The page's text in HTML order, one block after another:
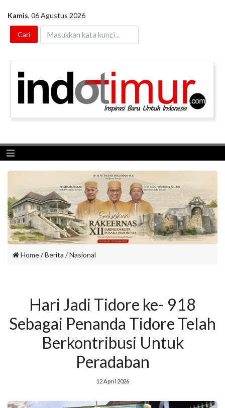
Kamis, 06 Agustus 2026
Toggle navigation
Home/ Berita /Nasional
Hari Jadi Tidore ke- 918
Sebagai Penanda Tidore Telah
Berkontribusi Untuk
Peradaban
12 April 2026